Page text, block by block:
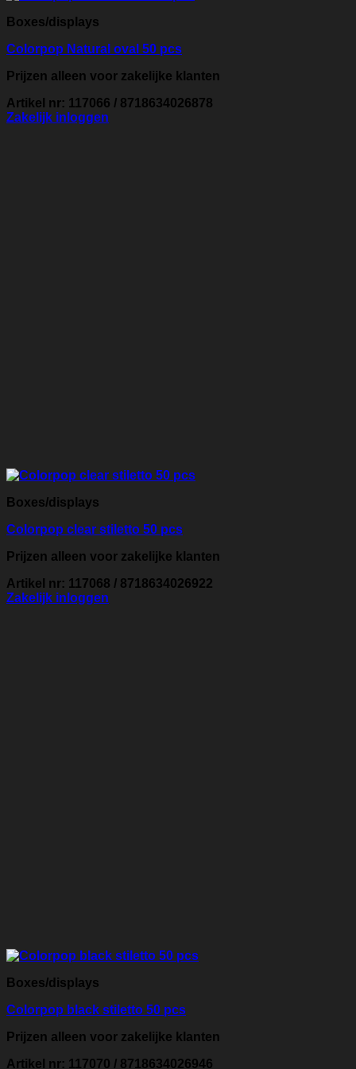
Boxes/displays
Colorpop Natural oval 50 pcs
Prijzen alleen voor zakelijke klanten
Artikel nr: 117066 / 8718634026878
Zakelijk inloggen
Boxes/displays
Colorpop clear stiletto 50 pcs
Prijzen alleen voor zakelijke klanten
Artikel nr: 117068 / 8718634026922
Zakelijk inloggen
Boxes/displays
Colorpop black stiletto 50 pcs
Prijzen alleen voor zakelijke klanten
Artikel nr: 117070 / 8718634026946